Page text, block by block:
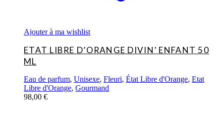
Ajouter à ma wishlist
ETAT LIBRE D’ORANGE DIVIN’ ENFANT 50
ML
Eau de parfum, Unisexe, Fleuri, État Libre d'Orange, Etat
Libre d'Orange, Gourmand
98,00 €